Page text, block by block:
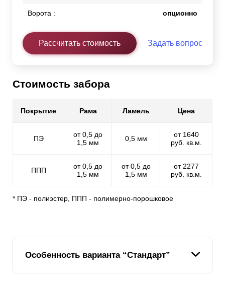
Ворота : опционно
Рассчитать стоимость Задать вопрос
Стоимость забора
Покрытие Рама Ламель Цена
ПЭ
от 0,5 до
1,5 мм
0,5 мм
от 1640
руб. кв.м.
ППП
от 0,5 до
1,5 мм
от 0,5 до
1,5 мм
от 2277
руб. кв.м.
* ПЭ - полиэстер, ППП - полимерно-порошковое
Особенность варианта “Стандарт”